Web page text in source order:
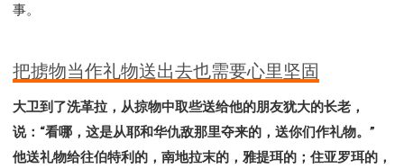
事。
把掳物当作礼物送出去也需要心里坚固
大卫到了洗革拉，从掠物中取些送给他的朋友犹大的长老，
说：“看哪，这是从耶和华仇敌那里夺来的，送你们作礼物。”
他送礼物给往伯特利的，南地拉末的，雅提珥的；住亚罗珥的，